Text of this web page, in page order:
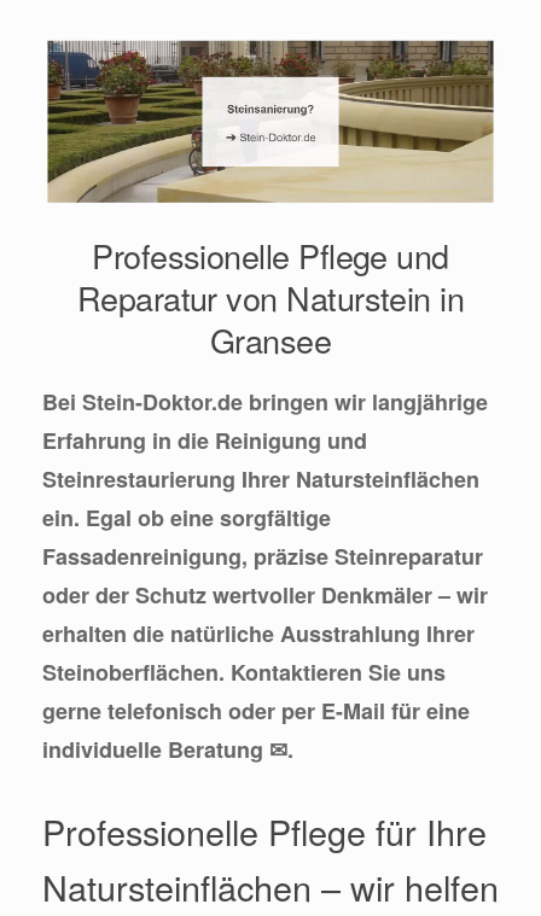
Professionelle Pflege und
Reparatur von Naturstein in
Gransee
Bei Stein-Doktor.de bringen wir langjährige
Erfahrung in die Reinigung und
Steinrestaurierung Ihrer Natursteinflächen
ein. Egal ob eine sorgfältige
Fassadenreinigung, präzise Steinreparatur
oder der Schutz wertvoller Denkmäler – wir
erhalten die natürliche Ausstrahlung Ihrer
Steinoberflächen. Kontaktieren Sie uns
gerne telefonisch oder per E-Mail für eine
individuelle Beratung ✉.
Professionelle Pflege für Ihre
Natursteinflächen – wir helfen